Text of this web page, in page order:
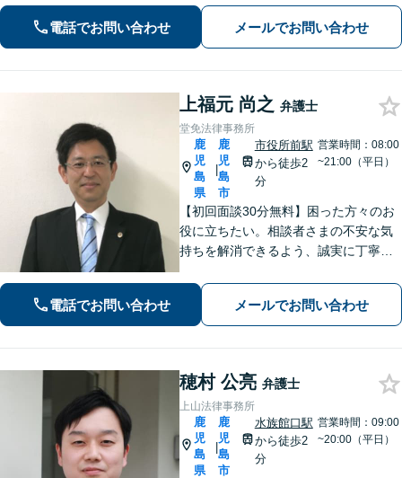
の返済に追われる自転車操業状態の方
もご相談ください」【休日・夜間相談
電話でお問い合わせ メールでお問い合わせ
上福元 尚之 弁護士
堂免法律事務所
鹿
児
島
県
|
鹿
児
島
市
市役所前駅
から徒歩2
分
営業時間：08:00
~21:00（平日）
【初回面談30分無料】困った方々のお
役に立ちたい。相談者さまの不安な気
持ちを解消できるよう、誠実に丁寧に
ております【市役所前2分】【休日・夜
間面談OKも可能】
電話でお問い合わせ メールでお問い合わせ
穂村 公亮 弁護士
上山法律事務所
鹿
児
島
県
|
鹿
児
島
市
水族館口駅
から徒歩2
分
営業時間：09:00
~20:00（平日）